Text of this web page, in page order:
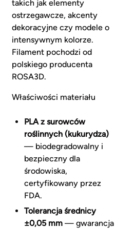
takich jak elementy
ostrzegawcze, akcenty
dekoracyjne czy modele o
intensywnym kolorze.
Filament pochodzi od
polskiego producenta
ROSA3D.
Właściwości materiału
PLA z surowców
roślinnych (kukurydza)
— biodegradowalny i
bezpieczny dla
środowiska,
certyfikowany przez
FDA.
Tolerancja średnicy
±0,05 mm— gwarancja